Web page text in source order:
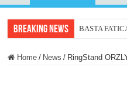
Breaking News BASTA
Home / News / RingStand